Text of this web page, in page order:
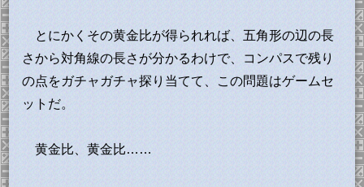
とにかくその黄金比が得られれば、五角形の辺の長
さから対角線の長さが分かるわけで、コンパスで残り
の点をガチャガチャ探り当てて、この問題はゲームセ
ットだ。
黄金比、黄金比……